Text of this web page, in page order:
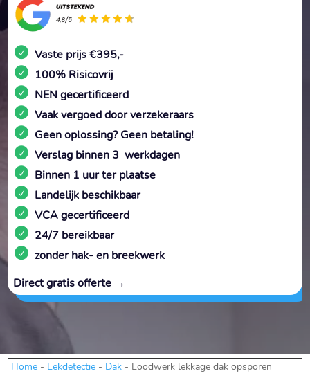
Vaste prijs €395,-
100% Risicovrij
NEN gecertificeerd
Vaak vergoed door verzekeraars
Geen oplossing? Geen betaling!
Verslag binnen 3 werkdagen
Binnen 1 uur ter plaatse
Landelijk beschikbaar
VCA gecertificeerd
24/7 bereikbaar
zonder hak- en breekwerk
Direct gratis offerte →
Home- Lekdetectie- Dak- Loodwerk lekkage dak opsporen